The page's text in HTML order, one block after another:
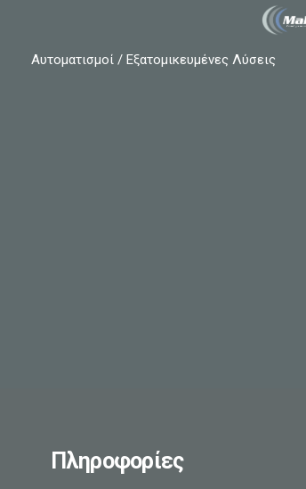
Αυτοματισμοί / Εξατομικευμένες Λύσεις
Πληροφορίες